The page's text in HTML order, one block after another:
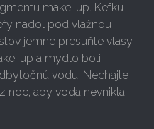
make-up. Kefku
nadol pod vlažnou
jemne presuňte vlasy,
up a mydlo boli
vodu. Nechajte
noc, aby voda nevnikla